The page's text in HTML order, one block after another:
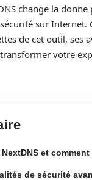
change la
sur Internet.
de cet outil, ses
votre
NextDNS et
de sécurité